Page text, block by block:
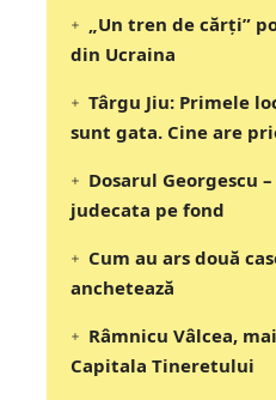
„Un tren de cărți”
din Ucraina
Târgu Jiu: Primele
sunt gata. Cine are
Dosarul Georgescu
judecata pe fond
Cum au ars două
anchetează
Râmnicu Vâlcea,
Capitala Tineretului